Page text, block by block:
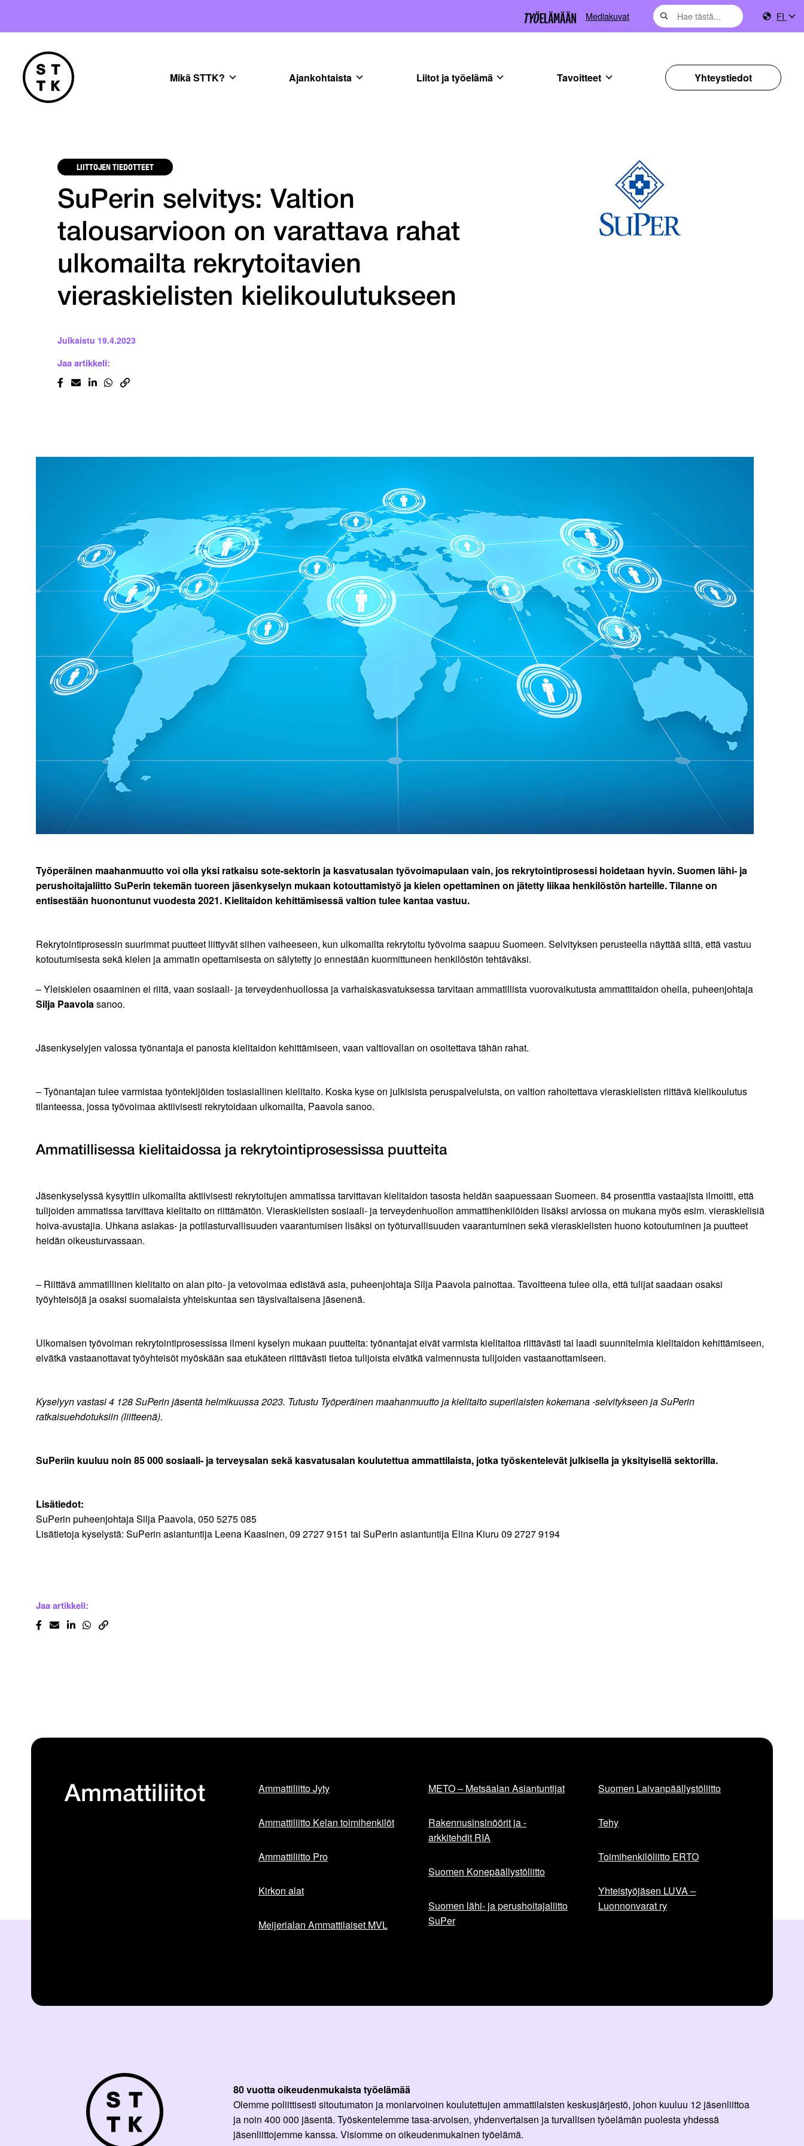
Mediakuvat FI
Mikä STTK? Ajankohtaista Liitot ja työelämä Tavoitteet Yhteystiedot
LIITTOJEN TIEDOTTEET
SuPerin selvitys: Valtion
talousarvioon on varattava rahat
ulkomailta rekrytoitavien
vieraskielisten kielikoulutukseen
Julkaistu 19.4.2023
Jaa artikkeli:
Työperäinen maahanmuutto voi olla yksi ratkaisu sote-sektorin ja kasvatusalan työvoimapulaan vain, jos rekrytointiprosessi hoidetaan hyvin. Suomen lähi- ja
perushoitajaliitto SuPerin tekemän tuoreen jäsenkyselyn mukaan kotouttamistyö ja kielen opettaminen on jätetty liikaa henkilöstön harteille. Tilanne on
entisestään huonontunut vuodesta 2021. Kielitaidon kehittämisessä valtion tulee kantaa vastuu.
Rekrytointiprosessin suurimmat puutteet liittyvät siihen vaiheeseen, kun ulkomailta rekrytoitu työvoima saapuu Suomeen. Selvityksen perusteella näyttää siltä, että vastuu
kotoutumisesta sekä kielen ja ammatin opettamisesta on sälytetty jo ennestään kuormittuneen henkilöstön tehtäväksi.
– Yleiskielen osaaminen ei riitä, vaan sosiaali- ja terveydenhuollossa ja varhaiskasvatuksessa tarvitaan ammatillista vuorovaikutusta ammattitaidon ohella, puheenjohtaja
Silja Paavolasanoo.
Jäsenkyselyjen valossa työnantaja ei panosta kielitaidon kehittämiseen, vaan valtiovallan on osoitettava tähän rahat.
– Työnantajan tulee varmistaa työntekijöiden tosiasiallinen kielitaito. Koska kyse on julkisista peruspalveluista, on valtion rahoitettava vieraskielisten riittävä kielikoulutus
tilanteessa, jossa työvoimaa aktiivisesti rekrytoidaan ulkomailta, Paavola sanoo.
Ammatillisessa kielitaidossa ja rekrytointiprosessissa puutteita
Jäsenkyselyssä kysyttiin ulkomailta aktiivisesti rekrytoitujen ammatissa tarvittavan kielitaidon tasosta heidän saapuessaan Suomeen. 84 prosenttia vastaajista ilmoitti, että
tulijoiden ammatissa tarvittava kielitaito on riittämätön. Vieraskielisten sosiaali- ja terveydenhuollon ammattihenkilöiden lisäksi arviossa on mukana myös esim. vieraskielisiä
hoiva-avustajia. Uhkana asiakas- ja potilasturvallisuuden vaarantumisen lisäksi on työturvallisuuden vaarantuminen sekä vieraskielisten huono kotoutuminen ja puutteet
heidän oikeusturvassaan.
– Riittävä ammatillinen kielitaito on alan pito- ja vetovoimaa edistävä asia, puheenjohtaja Silja Paavola painottaa. Tavoitteena tulee olla, että tulijat saadaan osaksi
työyhteisöjä ja osaksi suomalaista yhteiskuntaa sen täysivaltaisena jäsenenä.
Ulkomaisen työvoiman rekrytointiprosessissa ilmeni kyselyn mukaan puutteita: työnantajat eivät varmista kielitaitoa riittävästi tai laadi suunnitelmia kielitaidon kehittämiseen,
eivätkä vastaanottavat työyhteisöt myöskään saa etukäteen riittävästi tietoa tulijoista eivätkä valmennusta tulijoiden vastaanottamiseen.
Kyselyyn vastasi 4 128 SuPerin jäsentä helmikuussa 2023. Tutustu Työperäinen maahanmuutto ja kielitaito superilaisten kokemana -selvitykseen ja SuPerin
ratkaisuehdotuksiin (liitteenä).
SuPeriin kuuluu noin 85 000 sosiaali- ja terveysalan sekä kasvatusalan koulutettua ammattilaista, jotka työskentelevät julkisella ja yksityisellä sektorilla.
Lisätiedot:
SuPerin puheenjohtaja Silja Paavola, 050 5275 085
Lisätietoja kyselystä: SuPerin asiantuntija Leena Kaasinen, 09 2727 9151 tai SuPerin asiantuntija Elina Kiuru 09 2727 9194
Jaa artikkeli:
Ammattiliitot Ammattiliitto Jyty
Ammattiliitto Kelan toimihenkilöt
Ammattiliitto Pro
Kirkon alat
Meijerialan Ammattilaiset MVL
METO – Metsäalan Asiantuntijat
Rakennusinsinöörit ja -
arkkitehdit RIA
Suomen Konepäällystöliitto
Suomen lähi- ja perushoitajaliitto
SuPer
Suomen Laivanpäällystöliitto
Tehy
Toimihenkilöliitto ERTO
Yhteistyöjäsen LUVA –
Luonnonvarat ry
80 vuotta oikeudenmukaista työelämää
Olemme poliittisesti sitoutumaton ja moniarvoinen koulutettujen ammattilaisten keskusjärjestö, johon kuuluu 12 jäsenliittoa
ja noin 400 000 jäsentä. Työskentelemme tasa-arvoisen, yhdenvertaisen ja turvallisen työelämän puolesta yhdessä
jäsenliittojemme kanssa. Visiomme on oikeudenmukainen työelämä.